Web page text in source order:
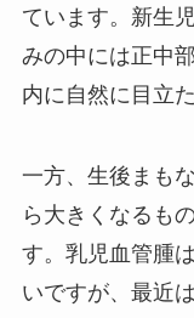
ています。新生
みの中には正中
内に自然に目立
一方、生後まも
ら大きくなるも
す。乳児血管腫
いですが、最近